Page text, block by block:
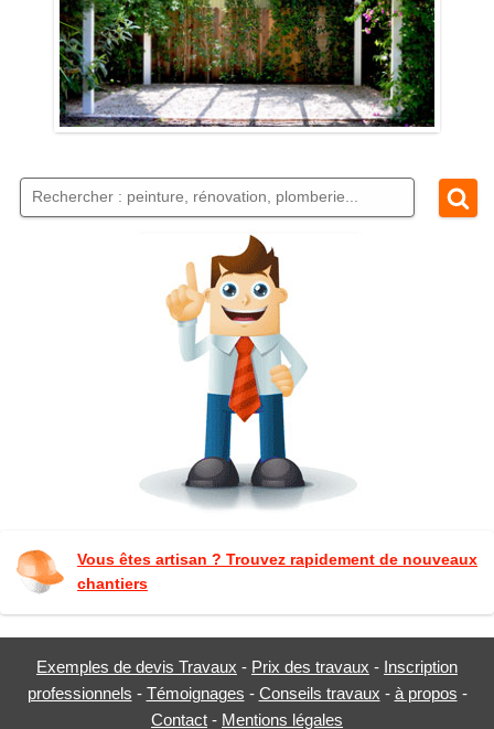
Vous êtes artisan ? Trouvez rapidement de nouveaux
chantiers
Exemples de devis Travaux - Prix des travaux - Inscription
professionnels - Témoignages - Conseils travaux - à propos -
Contact - Mentions légales